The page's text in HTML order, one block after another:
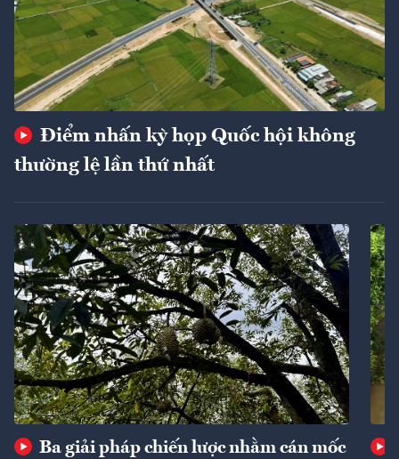
Điểm nhấn kỳ họp Quốc hội không
thường lệ lần thứ nhất
Ba giải pháp chiến lược nhằm cán mốc